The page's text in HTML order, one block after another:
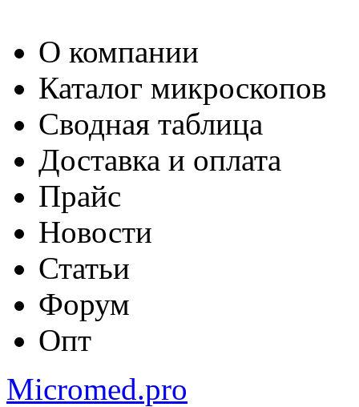
О компании
Каталог микроскопов
Сводная таблица
Доставка и оплата
Прайс
Новости
Статьи
Форум
Опт
Micromed.pro